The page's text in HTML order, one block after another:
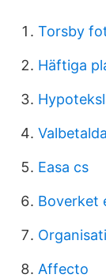
Torsby
Häftiga
Easa cs
Boverket
Affecto